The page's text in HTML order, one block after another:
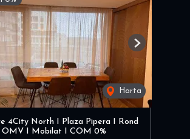
Harta
Next
4City North I Plaza Pipera I Rond
OMV I Mobilat I COM 0%